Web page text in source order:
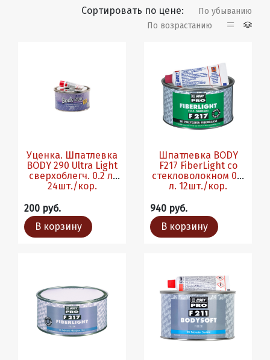
Сортировать по цене:
По убыванию
По возрастанию
Уценка. Шпатлевка
BODY 290 Ultra Light
сверхоблегч. 0.2 л.
24шт./кор.
200 руб.
В корзину
Шпатлевка BODY
F217 FiberLight со
стекловолокном 0.5
л. 12шт./кор.
940 руб.
В корзину